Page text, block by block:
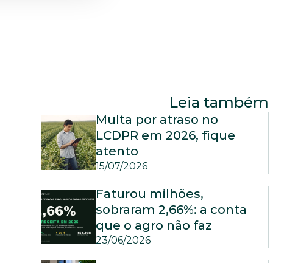
Leia também
Multa por atraso no
LCDPR em 2026, fique
atento
15/07/2026
Faturou milhões,
sobraram 2,66%: a conta
que o agro não faz
23/06/2026